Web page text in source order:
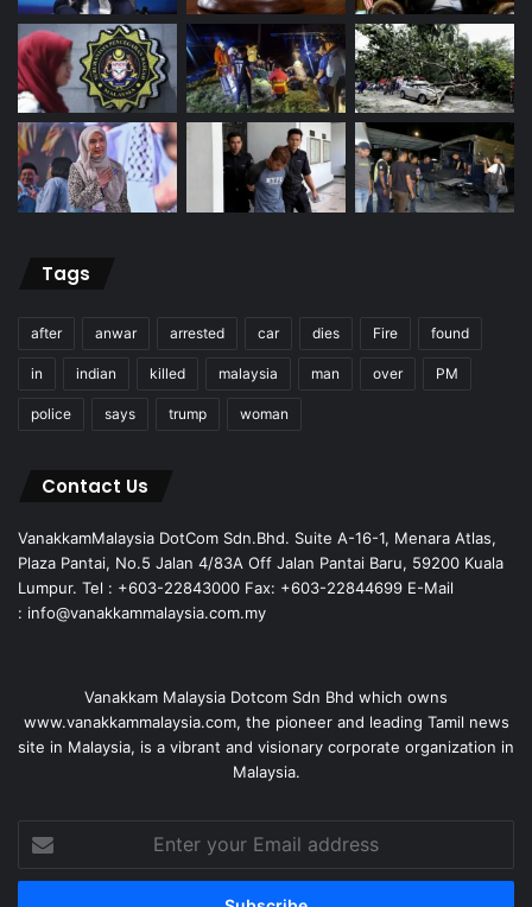
Tags
after anwar arrested car dies Fire found
in indian killed malaysia man over PM
police says trump woman
Contact Us
VanakkamMalaysia DotCom Sdn.Bhd. Suite A-16-1, Menara Atlas,
Plaza Pantai, No.5 Jalan 4/83A Off Jalan Pantai Baru, 59200 Kuala
Lumpur. Tel : +603-22843000 Fax: +603-22844699 E-Mail
: info@vanakkammalaysia.com.my
Vanakkam Malaysia Dotcom Sdn Bhd which owns
www.vanakkammalaysia.com, the pioneer and leading Tamil news
site in Malaysia, is a vibrant and visionary corporate organization in
Malaysia.
your
Email